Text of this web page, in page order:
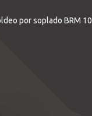
por soplado BRM 10